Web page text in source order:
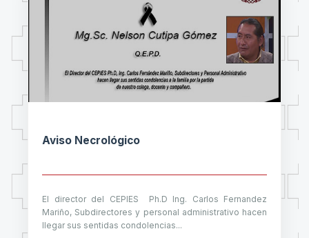
Aviso Necrológico
El director del CEPIES Ph.D Ing. Carlos Fernandez
Mariño, Subdirectores y personal administrativo hacen
llegar sus sentidas condolencias...